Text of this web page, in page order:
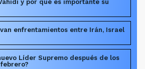
y por qué es importante su
enfrentamientos entre Irán, Israel
Líder Supremo después de los